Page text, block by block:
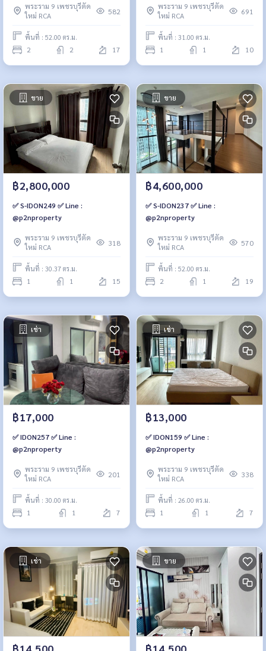
พระราม 9 เพชรบุรีตัด
ใหม่ RCA
582
พื้นที่ : 52.00 ตร.ม.
2 2 17
พระราม 9 เพชรบุรีตัด
ใหม่ RCA
691
พื้นที่ : 31.00 ตร.ม.
1 1 10
ขาย
฿2,800,000
✅ S-IDON249 ✅ Line :
@p2nproperty
พระราม 9 เพชรบุรีตัด
ใหม่ RCA
318
พื้นที่ : 30.37 ตร.ม.
1 1 15
ขาย
฿4,600,000
✅ S-IDON237 ✅ Line :
@p2nproperty
พระราม 9 เพชรบุรีตัด
ใหม่ RCA
570
พื้นที่ : 52.00 ตร.ม.
2 1 19
เช่า
฿17,000
✅ IDON257 ✅ Line :
@p2nproperty
พระราม 9 เพชรบุรีตัด
ใหม่ RCA
201
พื้นที่ : 30.00 ตร.ม.
1 1 7
เช่า
฿13,000
✅ IDON159 ✅ Line :
@p2nproperty
พระราม 9 เพชรบุรีตัด
ใหม่ RCA
338
พื้นที่ : 26.00 ตร.ม.
1 1 7
เช่า ขาย